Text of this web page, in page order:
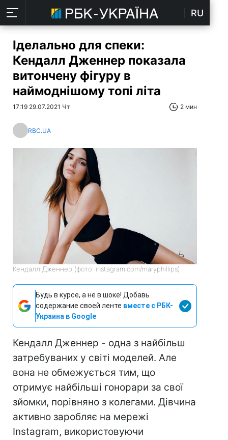
RU
Іделально для спеки:
Кендалл Дженнер показала
витончену фігуру в
наймоднішому топі літа
17:19 29.07.2021 Чт 2 мин
RBC.UA
Кендалл Дженнер (фото: instagram.com/maryphillips)
Будь в курсе, а не в шоке! Добавь
содержание своей ленте вместе с РБК-
Украина в Google
Кендалл Дженнер - одна з найбільш
затребуваних у світі моделей. Але
вона не обмежується тим, що
отримує найбільші гонорари за свої
зйомки, порівняно з колегами. Дівчина
активно заробляє на мережі
Instagram, використовуючи